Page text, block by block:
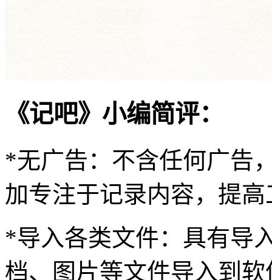
《记吧》小编简评：
*无广告：不含任何广告
加专注于记录内容，提
*导入各类文件：具有导
档、图片等文件导入到